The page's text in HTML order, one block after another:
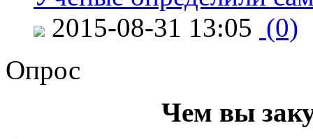
2015-08-31 13:05 (0)
Опрос
Чем вы